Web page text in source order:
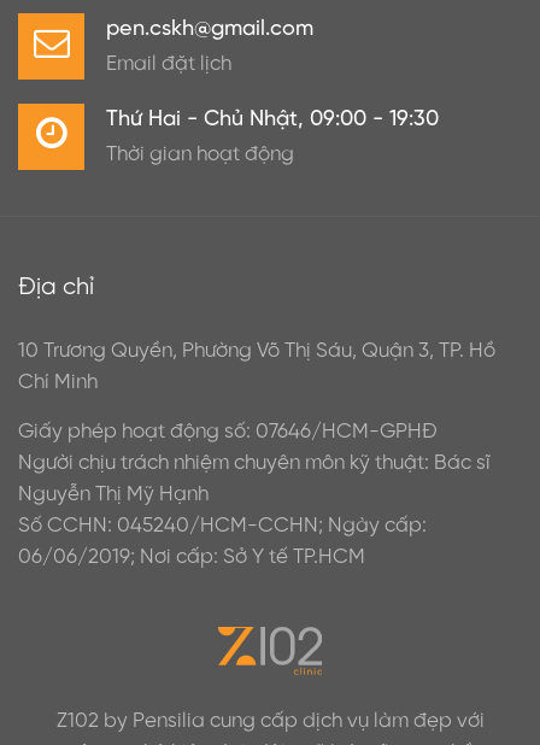
pen.cskh@gmail.com
Email đặt lịch
Thứ Hai - Chủ Nhật, 09:00 - 19:30
Thời gian hoạt động
Địa chỉ
10 Trương Quyền, Phường Võ Thị Sáu, Quận 3, TP. Hồ
Chí Minh
Giấy phép hoạt động số: 07646/HCM-GPHĐ
Người chịu trách nhiệm chuyên môn kỹ thuật: Bác sĩ
Nguyễn Thị Mỹ Hạnh
Số CCHN: 045240/HCM-CCHN; Ngày cấp:
06/06/2019; Nơi cấp: Sở Y tế TP.HCM
Z102 by Pensilia cung cấp dịch vụ làm đẹp với